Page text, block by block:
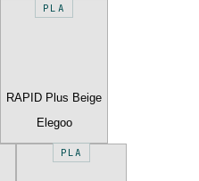
PLA
RAPID Plus Beige
Elegoo
PLA